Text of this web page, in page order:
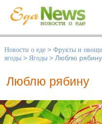
Новости о еде > Фрукты и овощи
ягоды > Ягоды > Люблю рябину
Люблю рябину